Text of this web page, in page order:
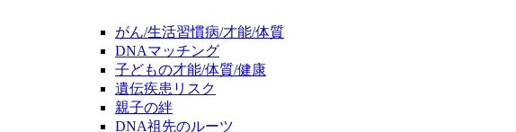
がん/生活習慣病/才能/体質
DNAマッチング
子どもの才能/体質/健康
遺伝疾患リスク
親子の絆
DNA祖先のルーツ